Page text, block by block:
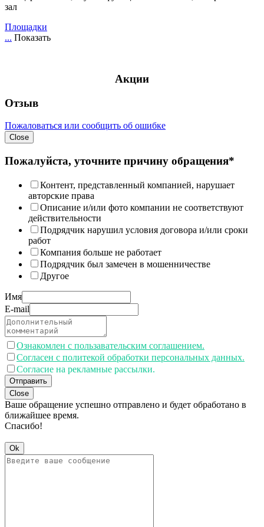
зал
Площадки
... Показать
Акции
Отзыв
Пожаловаться или сообщить об ошибке
Close
Пожалуйста, уточните причину обращения*
Контент, представленный компанией, нарушает
авторские права
Описание и/или фото компании не соответствуют
действительности
Подрядчик нарушил условия договора и/или сроки
работ
Компания больше не работает
Подрядчик был замечен в мошенничестве
Другое
Имя
E-mail
Ознакомлен с пользавательским соглашением.
Согласен с политекой обработки персональных данных.
Согласие на рекламные рассылки.
Отправить
Close
Ваше обращение успешно отправлено и будет обработано в
ближайшее время.
Спасибо!
Ok